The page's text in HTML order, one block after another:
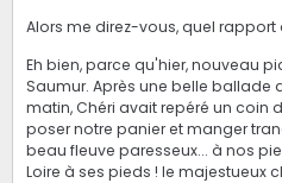
Alors me direz-vous, quel rapport
Eh bien, parce qu'hier, nouveau
Saumur. Après une belle ballade
matin, Chéri avait repéré un coin
poser notre panier et manger
beau fleuve paresseux... à nos
Loire à ses pieds ! le majestueux